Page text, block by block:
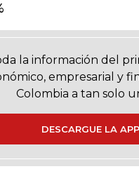
la información del
empresarial y
Colombia a tan solo
DESCARGUE LA APP